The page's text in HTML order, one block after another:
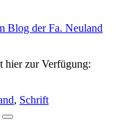
Blog der Fa. Neuland
hier zur Verfügung:
, Schrift